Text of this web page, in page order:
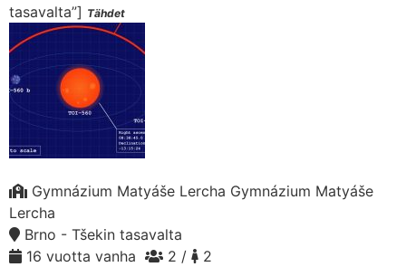
tasavalta”] Tähdet
Gymnázium Matyáše Lercha Gymnázium Matyáše
Lercha
Brno - Tšekin tasavalta
16 vuotta vanha
2 /
2